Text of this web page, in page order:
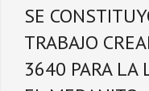
SE
TRABAJO
3640 PARA LA